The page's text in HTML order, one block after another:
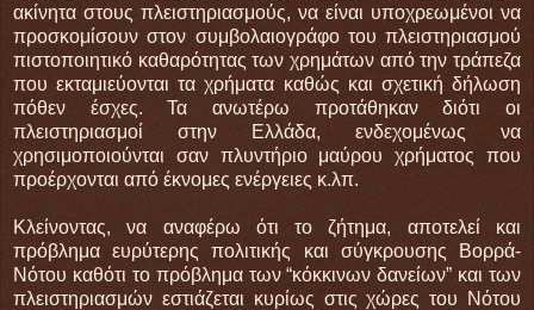
ακίνητα στους πλειστηριασμούς, να είναι υποχρεωμένοι να
προσκομίσουν στον συμβολαιογράφο του πλειστηριασμού
πιστοποιητικό καθαρότητας των χρημάτων από την τράπεζα
που εκταμιεύονται τα χρήματα καθώς και σχετική δήλωση
πόθεν έσχες. Τα ανωτέρω προτάθηκαν διότι οι
πλειστηριασμοί στην Ελλάδα, ενδεχομένως να
χρησιμοποιούνται σαν πλυντήριο μαύρου χρήματος που
προέρχονται από έκνομες ενέργειες κ.λπ.
Κλείνοντας, να αναφέρω ότι το ζήτημα, αποτελεί και
πρόβλημα ευρύτερης πολιτικής και σύγκρουσης Βορρά-
Νότου καθότι το πρόβλημα των “κόκκινων δανείων” και των
πλειστηριασμών εστιάζεται κυρίως στις χώρες του Νότου